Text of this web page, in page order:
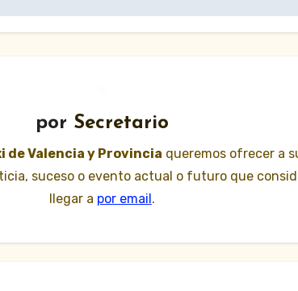
por Secretario
de Valencia y Provincia queremos ofrecer a
suceso o evento actual o futuro que
llegar a por email.